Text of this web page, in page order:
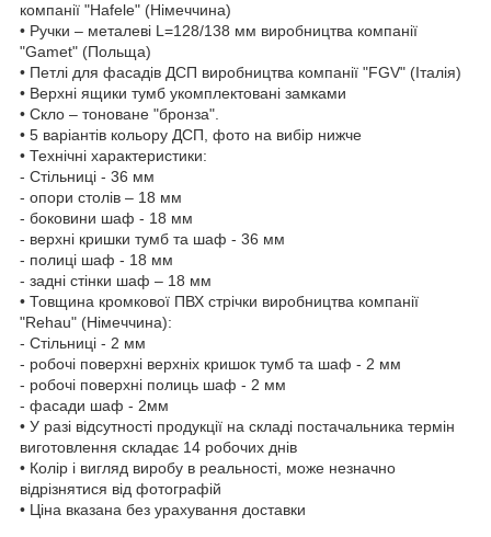
компанії "Hafele" (Німеччина)
• Ручки – металеві L=128/138 мм виробництва компанії
"Gamet" (Польща)
• Петлі для фасадів ДСП виробництва компанії "FGV" (Італія)
• Верхні ящики тумб укомплектовані замками
• Скло – тоноване "бронза".
• 5 варіантів кольору ДСП, фото на вибір нижче
• Технічні характеристики:
- Стільниці - 36 мм
- опори столів – 18 мм
- боковини шаф - 18 мм
- верхні кришки тумб та шаф - 36 мм
- полиці шаф - 18 мм
- задні стінки шаф – 18 мм
• Товщина кромкової ПВХ стрічки виробництва компанії
"Rehau" (Німеччина):
- Стільниці - 2 мм
- робочі поверхні верхніх кришок тумб та шаф - 2 мм
- робочі поверхні полиць шаф - 2 мм
- фасади шаф - 2мм
• У разі відсутності продукції на складі постачальника термін
виготовлення складає 14 робочих днів
• Колір і вигляд виробу в реальності, може незначно
відрізнятися від фотографій
• Ціна вказана без урахування доставки